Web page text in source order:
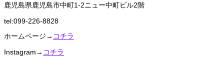
鹿児島県鹿児島市中町1-2ニュー中町ビル2階
tel:099-226-8828
ホームページ→ コチラ
Instagram→ コチラ